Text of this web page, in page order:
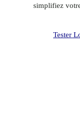
simplifiez
Tester